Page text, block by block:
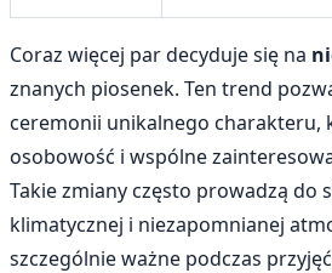
Coraz więcej par decyduje się na
znanych piosenek. Ten trend
ceremonii unikalnego charakteru,
osobowość i wspólne
Takie zmiany często prowadzą do
klimatycznej i niezapomnianej
szczególnie ważne podczas